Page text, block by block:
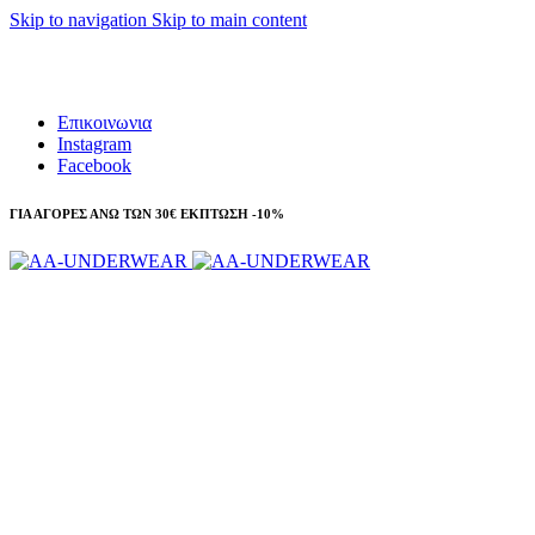
Skip to navigation Skip to main content
Επικοινωνια
Instagram
Facebook
ΓΙΑ ΑΓΟΡΕΣ ΑΝΩ ΤΩΝ 30€ ΕΚΠΤΩΣΗ -10%